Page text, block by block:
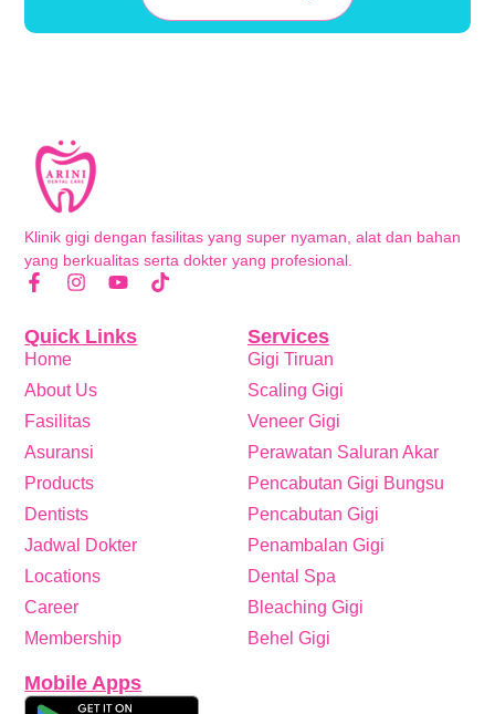
Klinik gigi dengan fasilitas yang super nyaman, alat dan bahan
yang berkualitas serta dokter yang profesional.
Services
Gigi Tiruan
Scaling Gigi
Veneer Gigi
Perawatan Saluran Akar
Pencabutan Gigi Bungsu
Pencabutan Gigi
Penambalan Gigi
Dental Spa
Bleaching Gigi
Behel Gigi
Quick Links
Home
About Us
Fasilitas
Asuransi
Products
Dentists
Jadwal Dokter
Locations
Career
Membership
Mobile Apps